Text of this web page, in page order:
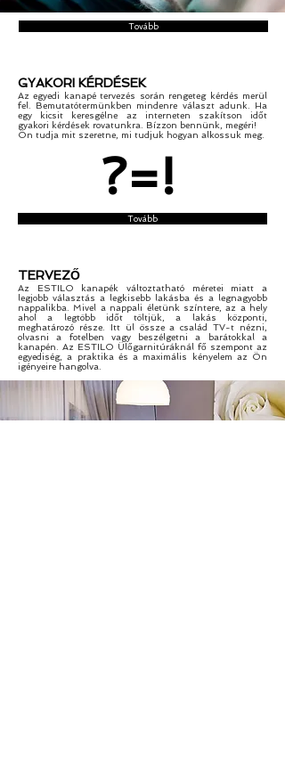
Tovább
GYAKORI KÉRDÉSEK
Az egyedi kanapé tervezés során rengeteg kérdés merül
fel. Bemutatótermünkben mindenre választ adunk. Ha
egy kicsit keresgélne az interneten szakítson időt
gyakori kérdések rovatunkra. Bízzon bennünk, megéri!
Ön tudja mit szeretne, mi tudjuk hogyan alkossuk meg.
?=!
Tovább
TERVEZŐ
Az ESTILO kanapék változtatható méretei miatt a
legjobb választás a legkisebb lakásba és a legnagyobb
nappalikba. Mivel a nappali életünk színtere, az a hely
ahol a legtöbb időt töltjük, a lakás központi,
meghatározó része. Itt ül össze a család TV-t nézni,
olvasni a fotelben vagy beszélgetni a barátokkal a
kanapén. Az ESTILO Ülőgarnitúráknál fő szempont az
egyediség, a praktika és a maximális kényelem az Ön
igényeire hangolva.